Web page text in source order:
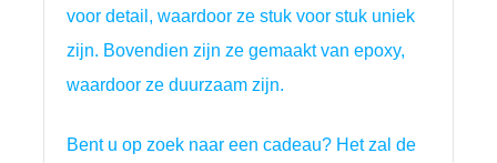
voor detail, waardoor ze stuk voor stuk uniek
zijn. Bovendien zijn ze gemaakt van epoxy,
waardoor ze duurzaam zijn.
Bent u op zoek naar een cadeau? Het zal de